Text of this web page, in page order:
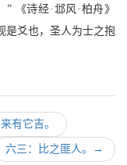
《诗经·邶风·柏舟》
是爻也，圣人为士之抱
有它吉。
六三：比之匪人。 →